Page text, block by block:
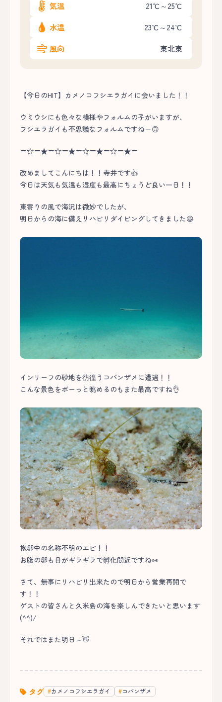
気温 21℃～25℃
水温 23℃～24℃
風向 東北東
【今日のHIT】カメノコフシエラガイに会いました！！
ウミウシにも色々な模様やフォルムの子がいますが、
フシエラガイも不思議なフォルムですねー🙃
＝☆＝★＝☆＝★＝☆＝★＝☆＝★＝
改めましてこんにちは！！寺井です👍
今日は天気も気温も湿度も最高にちょうど良い一日！！
東寄りの風で海況は微妙でしたが、
明日からの海に備えリハビリダイビングしてきました😆
インリーフの砂地を彷徨うコバンザメに遭遇！！
こんな景色をボーっと眺めるのもまた最高ですね👌
抱卵中の名称不明のエビ！！
お腹の卵も目がギラギラで孵化間近ですね👀
さて、無事にリハビリ出来たので明日から営業再開で
す！！
ゲストの皆さんと久米島の海を楽しんできたいと思います
(^^)/
それではまた明日～👋
タグ カメノコフシエラガイ コバンザメ